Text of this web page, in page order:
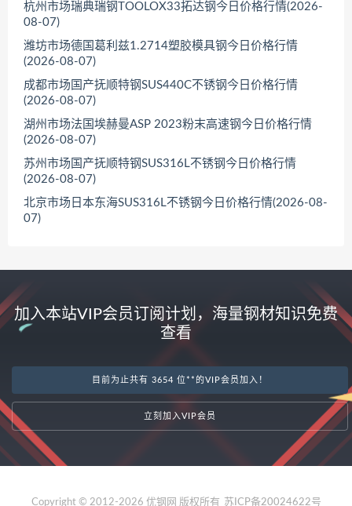
杭州市场瑞典瑞钢TOOLOX33拓达钢今日价格行情(2026-
08-07)
潍坊市场德国葛利兹1.2714塑胶模具钢今日价格行情
(2026-08-07)
成都市场国产抚顺特钢SUS440C不锈钢今日价格行情
(2026-08-07)
湖州市场法国埃赫曼ASP 2023粉末高速钢今日价格行情
(2026-08-07)
苏州市场国产抚顺特钢SUS316L不锈钢今日价格行情
(2026-08-07)
北京市场日本东海SUS316L不锈钢今日价格行情(2026-08-
07)
加入本站VIP会员订阅计划，海量钢材知识免费
查看
目前为止共有 3654 位**的VIP会员加入！
立刻加入VIP会员
Copyright © 2012-2026 优钢网 版权所有 苏ICP备20024622号